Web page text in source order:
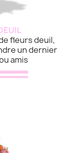
fleurs deuil,
un dernier
amis